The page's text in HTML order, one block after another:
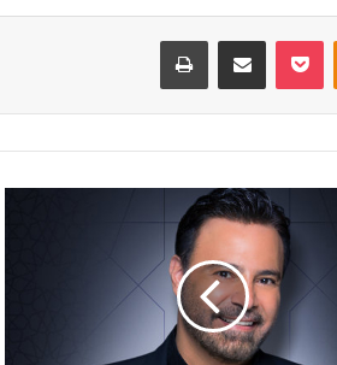
Odnoklassniki
‫Pocket مشاركة عبر البريد طباعة